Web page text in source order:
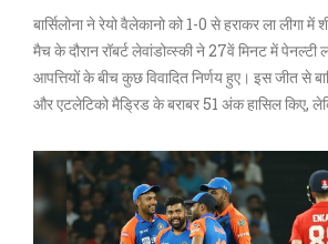
बार्सिलोना ने रेयो वैलेकानो को 1-0 से हराकर ला लीगा में
मैच के दौरान रॉबर्ट लेवांडोव्स्की ने 27वें मिनट में पेनल्टी
आपत्तियों के बीच कुछ विवादित निर्णय हुए। इस जीत से
और एटलेटिको मैड्रिड के बराबर 51 अंक हासिल किए,